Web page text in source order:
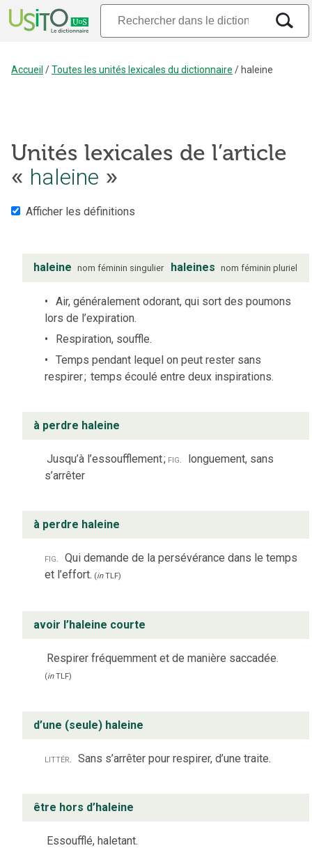
Accueil /Toutes les unités lexicales du dictionnaire / haleine
Unités lexicales de l’article
« haleine »
Afficher les définitions
haleine nom féminin singulier haleines nom féminin pluriel
Air, généralement odorant, qui sort des poumons
lors de l’expiration.
Respiration, souffle.
Temps pendant lequel on peut rester sans
respirer; temps écoulé entre deux inspirations.
à perdre haleine
Jusqu’à l’essoufflement; fig. longuement, sans
s’arrêter
à perdre haleine
fig. Qui demande de la persévérance dans le temps
et l’effort. (inTLF)
avoir l’haleine courte
Respirer fréquemment et de manière saccadée.
(inTLF)
d’une (seule) haleine
littér. Sans s’arrêter pour respirer, d’une traite.
être hors d’haleine
Essoufflé, haletant.